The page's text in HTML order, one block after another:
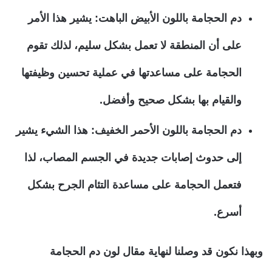
دم الحجامة باللون الأبيض الباهت: يشير هذا الأمر
على أن المنطقة لا تعمل بشكل سليم، لذلك تقوم
الحجامة على مساعدتها في عملية تحسين وظيفتها
والقيام بها بشكل صحيح وأفضل.
دم الحجامة باللون الأحمر الخفيف: هذا الشيء يشير
إلى حدوث إصابات جديدة في الجسم المصاب، لذا
فتعمل الحجامة على مساعدة التئام الجرح بشكل
أسرع.
وبهذا نكون قد وصلنا لنهاية مقال لون دم الحجامة